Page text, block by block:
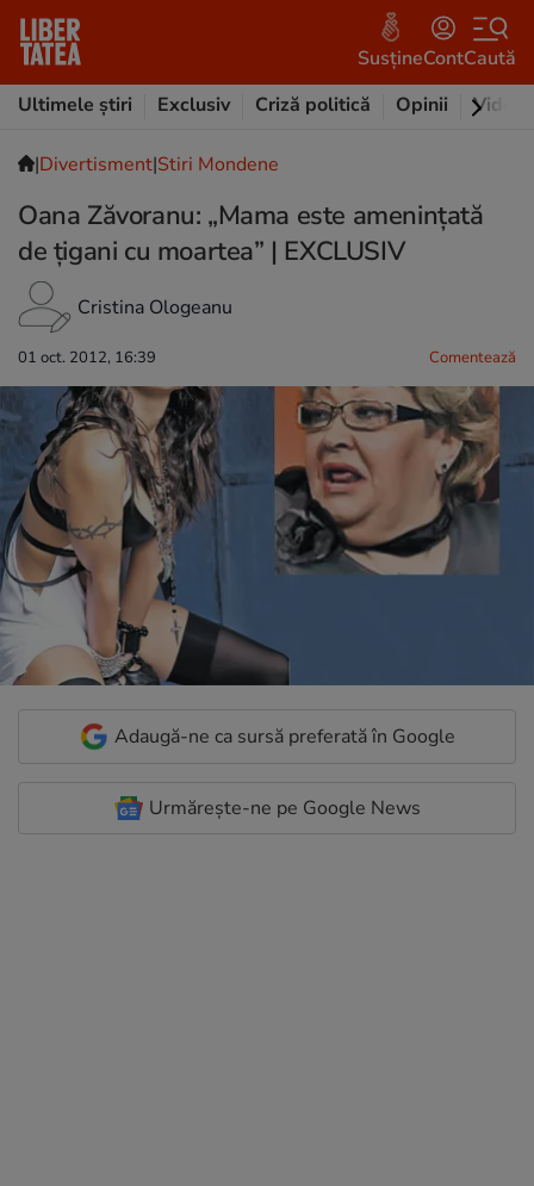
SusțineContCaută
Ultimele știri
Exclusiv Criză politică Opinii Video
|Divertisment|Stiri Mondene
Oana Zăvoranu: „Mama este ameninţată
de ţigani cu moartea” | EXCLUSIV
Cristina Ologeanu
01 oct. 2012, 16:39 Comentează
Adaugă-ne ca sursă preferată în Google
Urmărește-ne pe Google News